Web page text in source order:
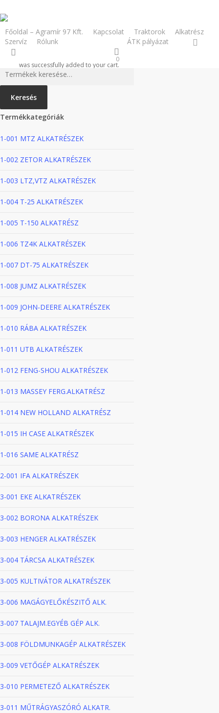
to
main
content
Főoldal – Agramír 97 Kft. Kapcsolat Traktorok
Alkatrész
Szervíz
Rólunk ÁTK pályázat facebook
0
was successfully added to your cart.
Keresés
következőre:
Keresés
Termékkategóriák
1-001 MTZ ALKATRÉSZEK
1-002 ZETOR ALKATRÉSZEK
1-003 LTZ,VTZ ALKATRÉSZEK
1-004 T-25 ALKATRÉSZEK
1-005 T-150 ALKATRÉSZ
1-006 TZ4K ALKATRÉSZEK
1-007 DT-75 ALKATRÉSZEK
1-008 JUMZ ALKATRÉSZEK
1-009 JOHN-DEERE ALKATRÉSZEK
1-010 RÁBA ALKATRÉSZEK
1-011 UTB ALKATRÉSZEK
1-012 FENG-SHOU ALKATRÉSZEK
1-013 MASSEY FERG.ALKATRÉSZ
1-014 NEW HOLLAND ALKATRÉSZ
1-015 IH CASE ALKATRÉSZEK
1-016 SAME ALKATRÉSZ
2-001 IFA ALKATRÉSZEK
3-001 EKE ALKATRÉSZEK
3-002 BORONA ALKATRÉSZEK
3-003 HENGER ALKATRÉSZEK
3-004 TÁRCSA ALKATRÉSZEK
3-005 KULTIVÁTOR ALKATRÉSZEK
3-006 MAGÁGYELŐKÉSZITŐ ALK.
3-007 TALAJM.EGYÉB GÉP ALK.
3-008 FÖLDMUNKAGÉP ALKATRÉSZEK
3-009 VETŐGÉP ALKATRÉSZEK
3-010 PERMETEZŐ ALKATRÉSZEK
3-011 MŰTRÁGYASZÓRÓ ALKATR.